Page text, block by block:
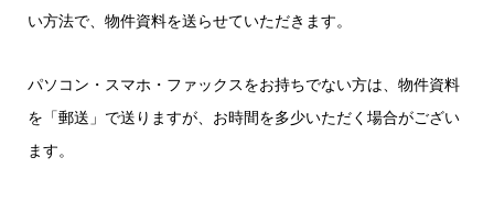
い方法で、物件資料を送らせていただきます。
パソコン・スマホ・ファックスをお持ちでない方は、物件資料
を「郵送」で送りますが、お時間を多少いただく場合がござい
ます。